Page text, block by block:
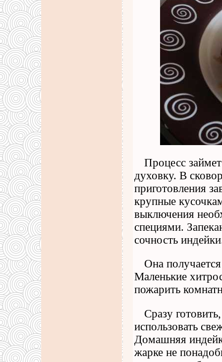
Процесс
духовку. В
приготовления
крупные
выключения
специями.
сочность
Она
Маленькие
пожарить
Сразу
использовать
Домашняя
жарке не